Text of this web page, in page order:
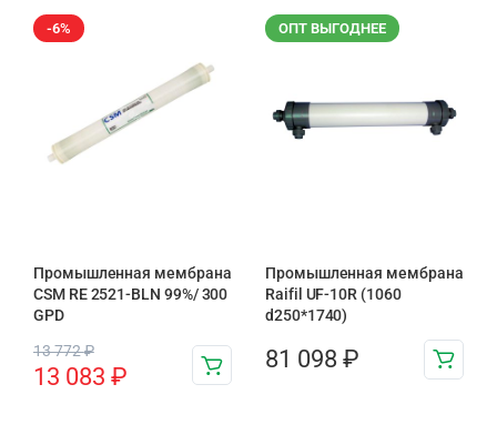
-6%
Промышленная мембрана
CSM RE 2521-BLN 99%/ 300
GPD
13 772₽
13 083 ₽
ОПТ ВЫГОДНЕЕ
Промышленная мембрана
Raifil UF-10R (1060
d250*1740)
81 098 ₽